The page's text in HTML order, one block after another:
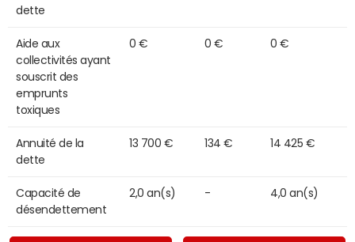
dette
Aide aux
collectivités ayant
souscrit des
emprunts
toxiques
0 € 0 € 0 €
Annuité de la
dette
13 700 € 134 € 14 425 €
Capacité de
désendettement
2,0 an(s) - 4,0 an(s)